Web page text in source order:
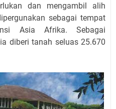
dan mengambil alih
sebagai tempat
Asia Afrika. Sebagai
diberi tanah seluas 25.670